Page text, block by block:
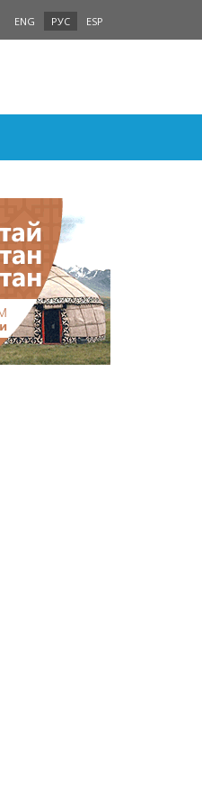
ENG РУС ESP